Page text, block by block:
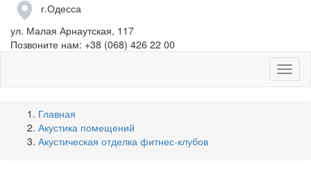
г.Одесса
ул. Малая Арнаутская, 117
Позвоните нам: +38 (068) 426 22 00
Главная
Акустика помещений
Акустическая отделка фитнес-клубов